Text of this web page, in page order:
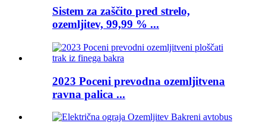
Sistem za zaščito pred strelo,
ozemljitev, 99,99 % ...
2023 Poceni prevodna ozemljitvena
ravna palica ...